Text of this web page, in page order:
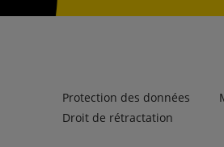
Protection des données
Droit de rétractation